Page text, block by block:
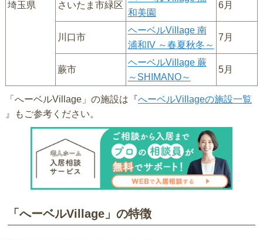
埼玉県 さいたま市緑区
和美園
6月
川口市
ヘーベルVillage 南
浦和IV ～春夏秋冬～
7月
蕨市
ヘーベルVillage 蕨
～SHIMANO～
5月
「へーベルVillage」の施設は『へーベルVillageの施設一覧
』もご参考ください。
「へーベルVillage」の特徴